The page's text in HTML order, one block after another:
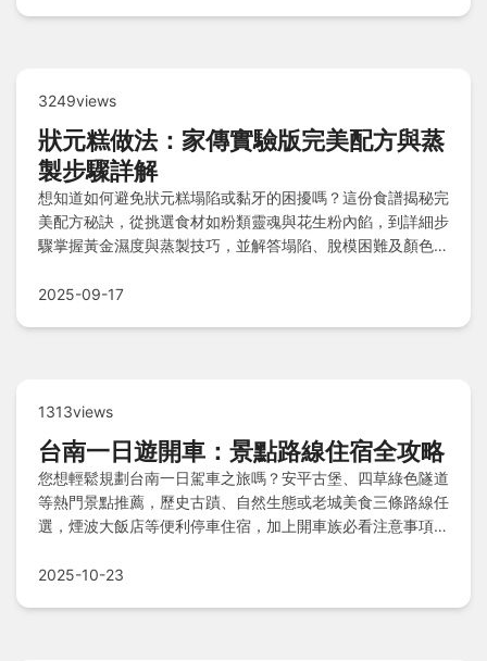
3249views
狀元糕做法：家傳實驗版完美配方與蒸
製步驟詳解
想知道如何避免狀元糕塌陷或黏牙的困擾嗎？這份食譜揭秘完
美配方秘訣，從挑選食材如粉類靈魂與花生粉內餡，到詳細步
驟掌握黃金濕度與蒸製技巧，並解答塌陷、脫模困難及顏色差
2025-09-17
1313views
台南一日遊開車：景點路線住宿全攻略
您想輕鬆規劃台南一日駕車之旅嗎？安平古堡、四草綠色隧道
等熱門景點推薦，歷史古蹟、自然生態或老城美食三條路線任
選，煙波大飯店等便利停車住宿，加上開車族必看注意事項，
2025-10-23